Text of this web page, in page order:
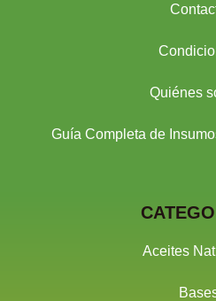
Quiénes
Guía Completa de
Aceites